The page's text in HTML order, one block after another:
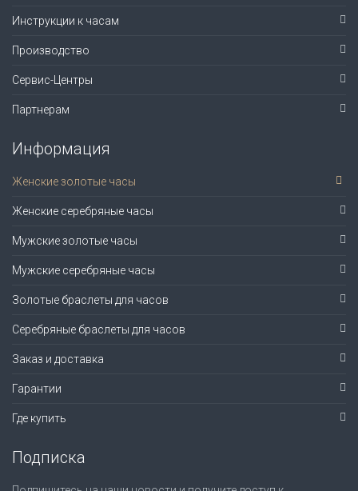
Инструкции к часам
Производство
Сервис-Центры
Партнерам
Информация
Женские золотые часы
Женские серебряные часы
Мужские золотые часы
Мужские серебряные часы
Золотые браслеты для часов
Серебряные браслеты для часов
Заказ и доставка
Гарантии
Где купить
Подписка